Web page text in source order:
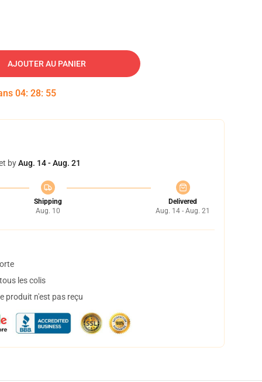
AJOUTER AU PANIER
04: 28: 54
byAug. 14 - Aug. 21
Shipping
Aug. 10
Delivered
Aug. 14 - Aug. 21
les colis
produit n'est pas reçu